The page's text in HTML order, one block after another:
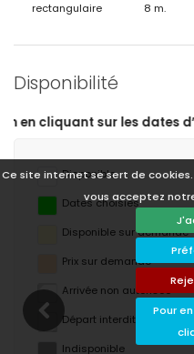
Ce site internet se sert de
vous acceptez
Pour
rectangulaire
8 m.
Disponibilité
souhaitées !
Disponible
Dates choisies
Disponible sur demande
Prix ​​sur demande
Arrivée non autorisée
Départ interdit
Indisponible